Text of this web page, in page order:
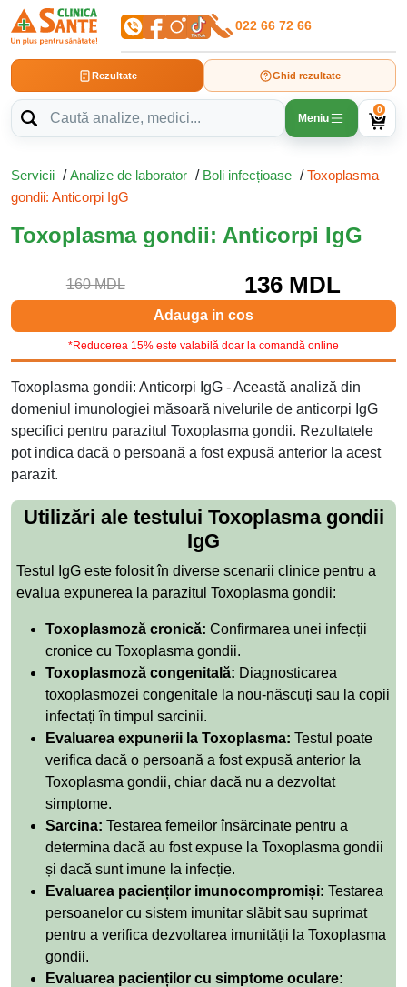
022 66 72 66
Rezultate Ghid rezultate
Meniu
0
Servicii /Analize de laborator / Boli infecțioase /Toxoplasma
gondii: Anticorpi IgG
Toxoplasma gondii: Anticorpi IgG
160 MDL 136 MDL
Adauga in cos
*Reducerea 15% este valabilă doar la comandă online
Toxoplasma gondii: Anticorpi IgG - Această analiză din
domeniul imunologiei măsoară nivelurile de anticorpi IgG
specifici pentru parazitul Toxoplasma gondii. Rezultatele
pot indica dacă o persoană a fost expusă anterior la acest
parazit.
Utilizări ale testului Toxoplasma gondii
IgG
Testul IgG este folosit în diverse scenarii clinice pentru a
evalua expunerea la parazitul Toxoplasma gondii:
Toxoplasmoză cronică: Confirmarea unei infecții
cronice cu Toxoplasma gondii.
Toxoplasmoză congenitală: Diagnosticarea
toxoplasmozei congenitale la nou-născuți sau la copii
infectați în timpul sarcinii.
Evaluarea expunerii la Toxoplasma: Testul poate
verifica dacă o persoană a fost expusă anterior la
Toxoplasma gondii, chiar dacă nu a dezvoltat
simptome.
Sarcina: Testarea femeilor însărcinate pentru a
determina dacă au fost expuse la Toxoplasma gondii
și dacă sunt imune la infecție.
Evaluarea pacienților imunocompromiși: Testarea
persoanelor cu sistem imunitar slăbit sau suprimat
pentru a verifica dezvoltarea imunității la Toxoplasma
gondii.
Evaluarea pacienților cu simptome oculare: